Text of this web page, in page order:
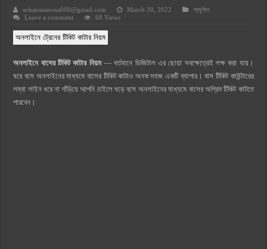
সুপারক্রিট সিমেন্ট দাম ২০২৫
জুডিশিয়াল ম্যাজিস্ট্রেট কি? জুডিশিয়াল ম্যাজিস্ট্রেট এর সুযোগ সুবিধা
ওয়ালটন টিভি কিস্তিতে কেনার নিয়ম ২০২৫
গ্রামে লাভজনক ব্যবসা ২০২৫ ও গ্রামের বাজারে ব্যবসার আইডিয়া
জেনে নিন, বর্তমানে মোবাইল ঘড়ি দাম কত ২০২৫
sohansumona000@gmail.com March 30, 2022
প্রযুক্তি
Leave a comment
68 Views
অনলাইনে ট্রেনের টিকিট কাটার নিয়ম
অনলাইনে বাসের টিকিট কাটার নিয়ম— বর্তমানে ডিজিটাল এর ছোয়া সবক্ষেত্রেই লক্ষ করা যায়।
ঘরে বসে অনলাইনের মাধ্যমে বাসের টিকিট কাটাও অনক সহজ একটি ব্যাপার। বাস টিকিট কাউন্টারের
লম্বা লাইন ধরে না দাঁড়িয়ে আপনি চাইলে ঘড়ে বসে অনলাইনের মাধ্যমে বাসের অগ্রিম টিকিট কাটতে
পারবেন।